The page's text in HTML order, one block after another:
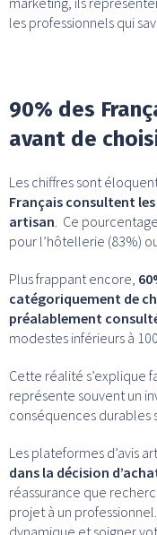
les professionnels qui
90% des
avant de
Les chiffres sont
Français consultent
artisan. Ce
pour l’hôtellerie (83%)
Plus frappant encore,
catégoriquement de
préalablement
modestes inférieurs à
Cette réalité s’explique
représente souvent un
conséquences
Les plateformes d’avis
dans la décision
réassurance que
projet à un